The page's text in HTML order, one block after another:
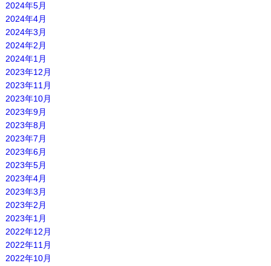
2024年5月
2024年4月
2024年3月
2024年2月
2024年1月
2023年12月
2023年11月
2023年10月
2023年9月
2023年8月
2023年7月
2023年6月
2023年5月
2023年4月
2023年3月
2023年2月
2023年1月
2022年12月
2022年11月
2022年10月